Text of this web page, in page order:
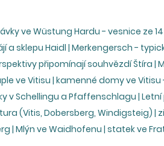
ve Wüstung Hardu - vesnice ze
sklepu Haidl | Merkengersch -
připomínají souhvězdí Štíra |
ve Vitisu | kamenné domy ve
Schellingu a Pfaffenschlagu | Letní
(Vitis, Dobersberg, Windigsteig) |
| Mlýn ve Waidhofenu | statek ve